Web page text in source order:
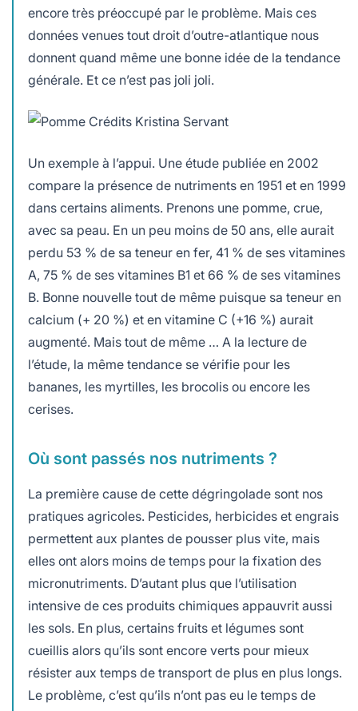
encore très préoccupé par le problème. Mais ces
données venues tout droit d’outre-atlantique nous
donnent quand même une bonne idée de la tendance
générale. Et ce n’est pas joli joli.
Un exemple à l’appui. Une étude publiée en 2002
compare la présence de nutriments en 1951 et en 1999
dans certains aliments. Prenons une pomme, crue,
avec sa peau. En un peu moins de 50 ans, elle aurait
perdu 53 % de sa teneur en fer, 41 % de ses vitamines
A, 75 % de ses vitamines B1 et 66 % de ses vitamines
B. Bonne nouvelle tout de même puisque sa teneur en
calcium (+ 20 %) et en vitamine C (+16 %) aurait
augmenté. Mais tout de même … A la lecture de
l’étude, la même tendance se vérifie pour les
bananes, les myrtilles, les brocolis ou encore les
cerises.
Où sont passés nos nutriments ?
La première cause de cette dégringolade sont nos
pratiques agricoles. Pesticides, herbicides et engrais
permettent aux plantes de pousser plus vite, mais
elles ont alors moins de temps pour la fixation des
micronutriments. D’autant plus que l’utilisation
intensive de ces produits chimiques appauvrit aussi
les sols. En plus, certains fruits et légumes sont
cueillis alors qu’ils sont encore verts pour mieux
résister aux temps de transport de plus en plus longs.
Le problème, c’est qu’ils n’ont pas eu le temps de